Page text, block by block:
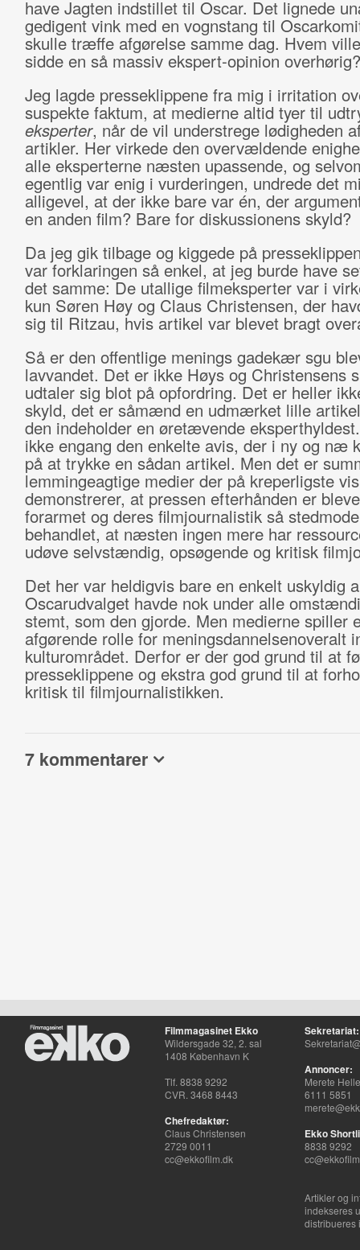
have Jagten indstillet til Oscar. Det lignede
gedigent vink med en vognstang til
skulle træffe afgørelse samme dag. Hvem
sidde en så massiv ekspert-opinion overhørig?
Jeg lagde presseklippene fra mig i irritation
suspekte faktum, at medierne altid tyer til
eksperter, når de vil understrege lødigheden
artikler. Her virkede den overvældende
alle eksperterne næsten upassende, og
egentlig var enig i vurderingen, undrede det
alligevel, at der ikke bare var én, der
en anden film? Bare for diskussionens skyld?
Da jeg gik tilbage og kiggede på
var forklaringen så enkel, at jeg burde have
det samme: De utallige filmeksperter var i
kun Søren Høy og Claus Christensen, der
sig til Ritzau, hvis artikel var blevet bragt
Så er den offentlige menings gadekær sgu
lavvandet. Det er ikke Høys og Christensens
udtaler sig blot på opfordring. Det er heller
skyld, det er såmænd en udmærket lille
den indeholder en øretævende
ikke engang den enkelte avis, der i ny og næ
på at trykke en sådan artikel. Men det er
lemmingeagtige medier der på kreperligste vis
demonstrerer, at pressen efterhånden er
forarmet og deres filmjournalistik så
behandlet, at næsten ingen mere har
udøve selvstændig, opsøgende og kritisk
Det her var heldigvis bare en enkelt uskyldig
Oscarudvalget havde nok under alle
stemt, som den gjorde. Men medierne spiller
afgørende rolle for meningsdannelsenoveralt
kulturområdet. Derfor er der god grund til at
presseklippene og ekstra god grund til at
kritisk til filmjournalistikken.
7 kommentarer
Filmmagasinet Ekko
Wildersgade 32, 2. sal
1408 København K
Tlf. 8838 9292
CVR. 3468 8443
Chefredaktør:
Claus Christensen
2729 0011
cc@ekkofilm.dk
Sekretariat:
Annoncer:
Merete
6111 5851
Ekko
8838 9292
Artikler og
indekseres
distribueres